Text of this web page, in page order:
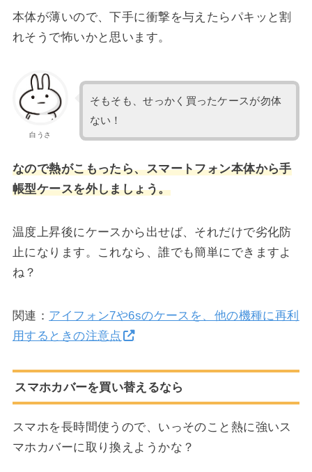
本体が薄いので、下手に衝撃を与えたらパキッと割
れそうで怖いかと思います。
白うさ
そもそも、せっかく買ったケースが勿体
ない！
なので熱がこもったら、スマートフォン本体から手
帳型ケースを外しましょう。
温度上昇後にケースから出せば、それだけで劣化防
止になります。これなら、誰でも簡単にできますよ
ね？
関連： アイフォン7や6sのケースを、他の機種に再利
用するときの注意点
スマホカバーを買い替えるなら
スマホを長時間使うので、いっそのこと熱に強いス
マホカバーに取り換えようかな？